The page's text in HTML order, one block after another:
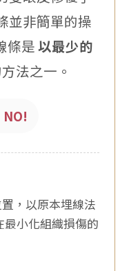
並非簡單的操
條是以最少的
法之一。
NO!
，以原本埋線法
最小化組織損傷的